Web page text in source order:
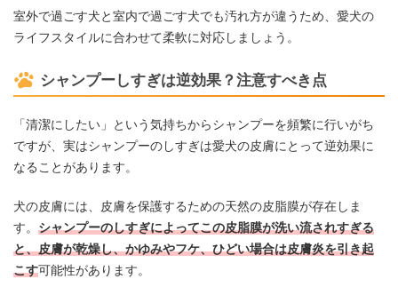
室外で過ごす犬と室内で過ごす犬でも汚れ方が違うため、愛犬の
ライフスタイルに合わせて柔軟に対応しましょう。
シャンプーしすぎは逆効果？注意すべき点
「清潔にしたい」という気持ちからシャンプーを頻繁に行いがち
ですが、実はシャンプーのしすぎは愛犬の皮膚にとって逆効果に
なることがあります。
犬の皮膚には、皮膚を保護するための天然の皮脂膜が存在しま
す。 シャンプーのしすぎによってこの皮脂膜が洗い流されすぎる
と、皮膚が乾燥し、かゆみやフケ、ひどい場合は皮膚炎を引き起
こす可能性があります。